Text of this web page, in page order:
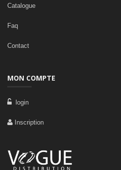
Catalogue
Faq
Contact
MON COMPTE
login
Inscription